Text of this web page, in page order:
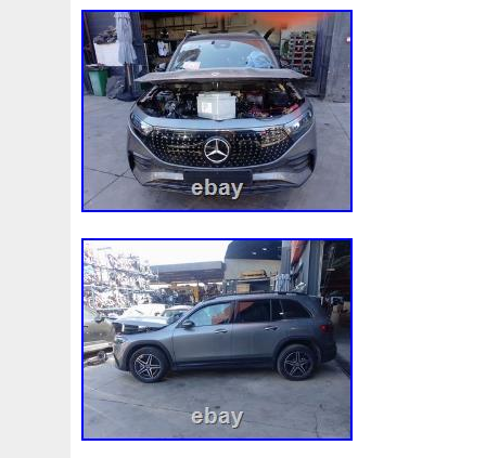
en période de forte activité. La livraison
stipulés pour l’ensemble du territoire
et les autres pays, veuillez consulter les
supplémentaires. Détails de la politique
effectuer un retour, vous devez
suivantes: 1. Le produit doit être en
emballage d’origine. Le produit ne doit
sur le véhicule. Le produit ne doit pas
doit conserver ses sceaux de garantie
pas utiliser l’emballage de la pièce de
carton d’expédition ; ne collez pas
d’expédition sur le carton de la pièce,
pourrait ne pas accepter le produit.
retournée incomplète, endommagée,
état, le remboursement pourrait être
cette garantie est valable si le produit
commandé ou présente un défaut. Une